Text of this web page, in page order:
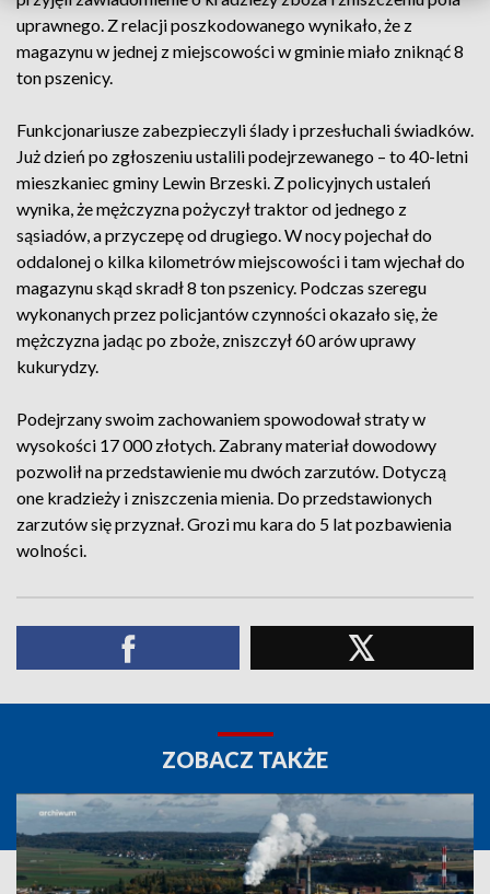
uprawnego. Z relacji poszkodowanego wynikało, że z
magazynu w jednej z miejscowości w gminie miało zniknąć 8
ton pszenicy.
Funkcjonariusze zabezpieczyli ślady i przesłuchali świadków.
Już dzień po zgłoszeniu ustalili podejrzewanego – to 40-letni
mieszkaniec gminy Lewin Brzeski. Z policyjnych ustaleń
wynika, że mężczyzna pożyczył traktor od jednego z
sąsiadów, a przyczepę od drugiego. W nocy pojechał do
oddalonej o kilka kilometrów miejscowości i tam wjechał do
magazynu skąd skradł 8 ton pszenicy. Podczas szeregu
wykonanych przez policjantów czynności okazało się, że
mężczyzna jadąc po zboże, zniszczył 60 arów uprawy
kukurydzy.
Podejrzany swoim zachowaniem spowodował straty w
wysokości 17 000 złotych. Zabrany materiał dowodowy
pozwolił na przedstawienie mu dwóch zarzutów. Dotyczą
one kradzieży i zniszczenia mienia. Do przedstawionych
zarzutów się przyznał. Grozi mu kara do 5 lat pozbawienia
wolności.
ZOBACZ TAKŻE